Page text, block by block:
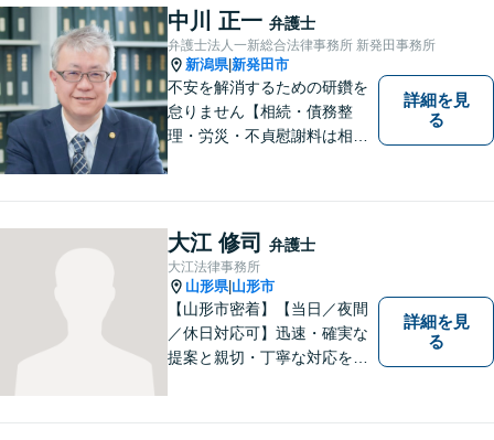
す。お困りの方はまずはご相
談ください。
中川 正一 弁護士
弁護士法人一新総合法律事務所 新発田事務所
新潟県|新発田市
不安を解消するための研鑽を
怠りません【相続・債務整
理・労災・不貞慰謝料は相談
費用特約利用の場合は除
く）】【土曜相談可】
詳細を見
る
大江 修司 弁護士
大江法律事務所
山形県| 山形市
【山形市密着】【当日／夜間
／休日対応可】迅速・確実な
提案と親切・丁寧な対応をい
談下さい。【法テラス利用
詳細を見
る